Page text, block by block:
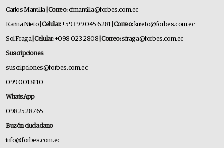
Carlos Mantilla | Correo:cfmantilla@forbes.com.ec
Karina Nieto | Celular:+593 99 045 6281 | Correo:knieto@forbes.com.ec
Sol Fraga| Celular:+098 023 2808 | Correo:sfraga@forbes.com.ec
Suscripciones
suscripciones@forbes.com.ec
099 001 8110
WhatsApp
0982528765
Buzón ciudadano
info@forbes.com.ec